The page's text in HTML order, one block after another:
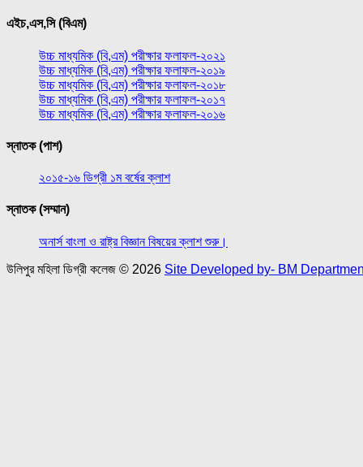
এইচ,এস,সি (বিএম)
উচ্চ মাধ্যমিক (বি,এম) পরীক্ষার ফলাফল-২০২১
উচ্চ মাধ্যমিক (বি,এম) পরীক্ষার ফলাফল-২০১৯
উচ্চ মাধ্যমিক (বি,এম) পরীক্ষার ফলাফল-২০১৮
উচ্চ মাধ্যমিক (বি,এম) পরীক্ষার ফলাফল-২০১৭
উচ্চ মাধ্যমিক (বি,এম) পরীক্ষার ফলাফল-২০১৬
স্নাতক (পাশ)
২০১৫-১৬ ডিগ্রী ১ম বর্ষের ক্লাশ
স্নাতক (সম্মান)
অনার্স বাংলা ও রাষ্ট্র বিজ্ঞান বিষয়ের ক্লাশ শুরু।
উলিপুর মহিলা ডিগ্রী কলেজ © 2026 Site Developed by- BM